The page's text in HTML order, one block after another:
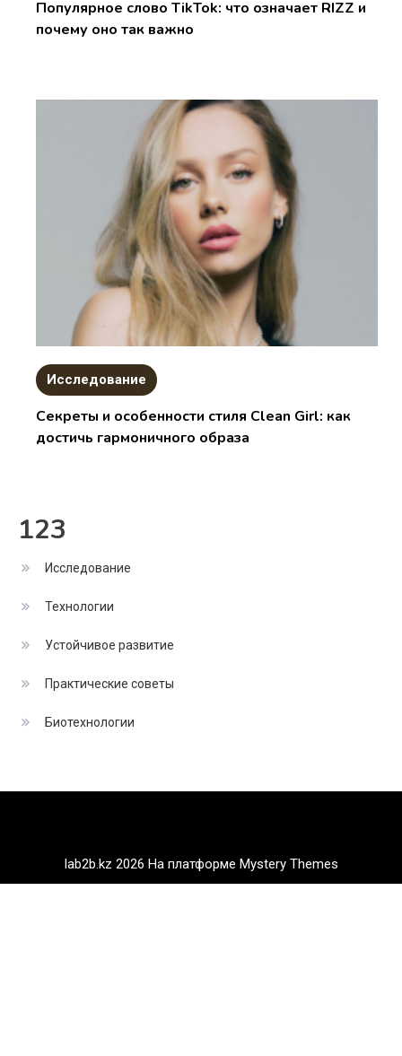
Популярное слово TikTok: что означает RIZZ и
почему оно так важно
Исследование
Секреты и особенности стиля Clean Girl: как
достичь гармоничного образа
123
Исследование
Технологии
Устойчивое развитие
Практические советы
Биотехнологии
lab2b.kz 2026 На платформе Mystery Themes